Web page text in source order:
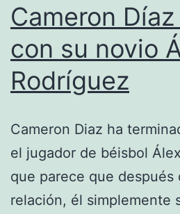
Cameron
con su novio
Rodríguez
Cameron Diaz ha
el jugador de béisbol
que parece que después
relación, él simplemente